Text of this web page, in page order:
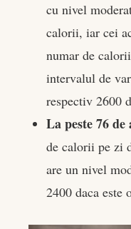
cu nivel
calorii, iar cei
numar de
intervalul de
respectiv 2600
La peste 76 de
de calorii pe zi
are un nivel
2400 daca este